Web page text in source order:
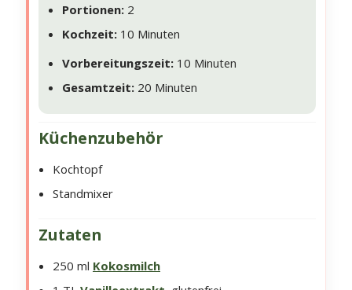
Portionen:2
Kochzeit:10 Minuten
Vorbereitungszeit:10 Minuten
Gesamtzeit:20 Minuten
Küchenzubehör
Kochtopf
Standmixer
Zutaten
250 mlKokosmilch